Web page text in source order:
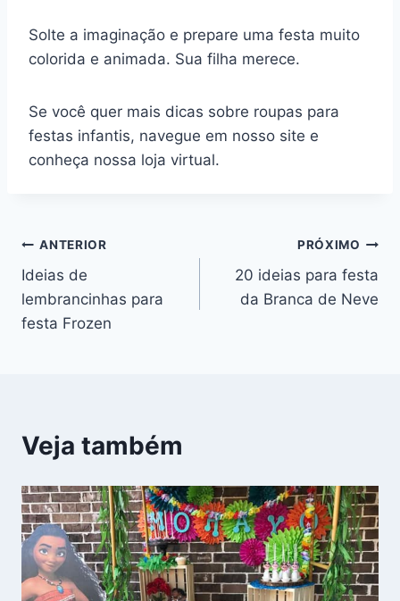
Solte a imaginação e prepare uma festa muito
colorida e animada. Sua filha merece.
Se você quer mais dicas sobre roupas para
festas infantis, navegue em nosso site e
conheça nossa loja virtual.
Navegação
de
Post
ANTERIOR
Ideias de
lembrancinhas para
festa Frozen
PRÓXIMO
20 ideias para festa
da Branca de Neve
Veja também